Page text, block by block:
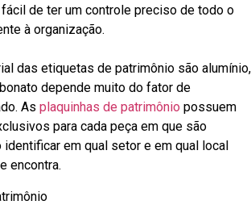
de ter um controle preciso de todo o
à organização.
das etiquetas de patrimônio são alumínio,
depende muito do fator de
As plaquinhas de patrimônio possuem
para cada peça em que são
em qual setor e em qual local
encontra.